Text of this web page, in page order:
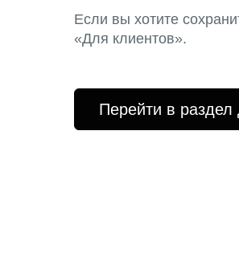
Если вы хотите
«Для клиентов».
Перейти в раздел